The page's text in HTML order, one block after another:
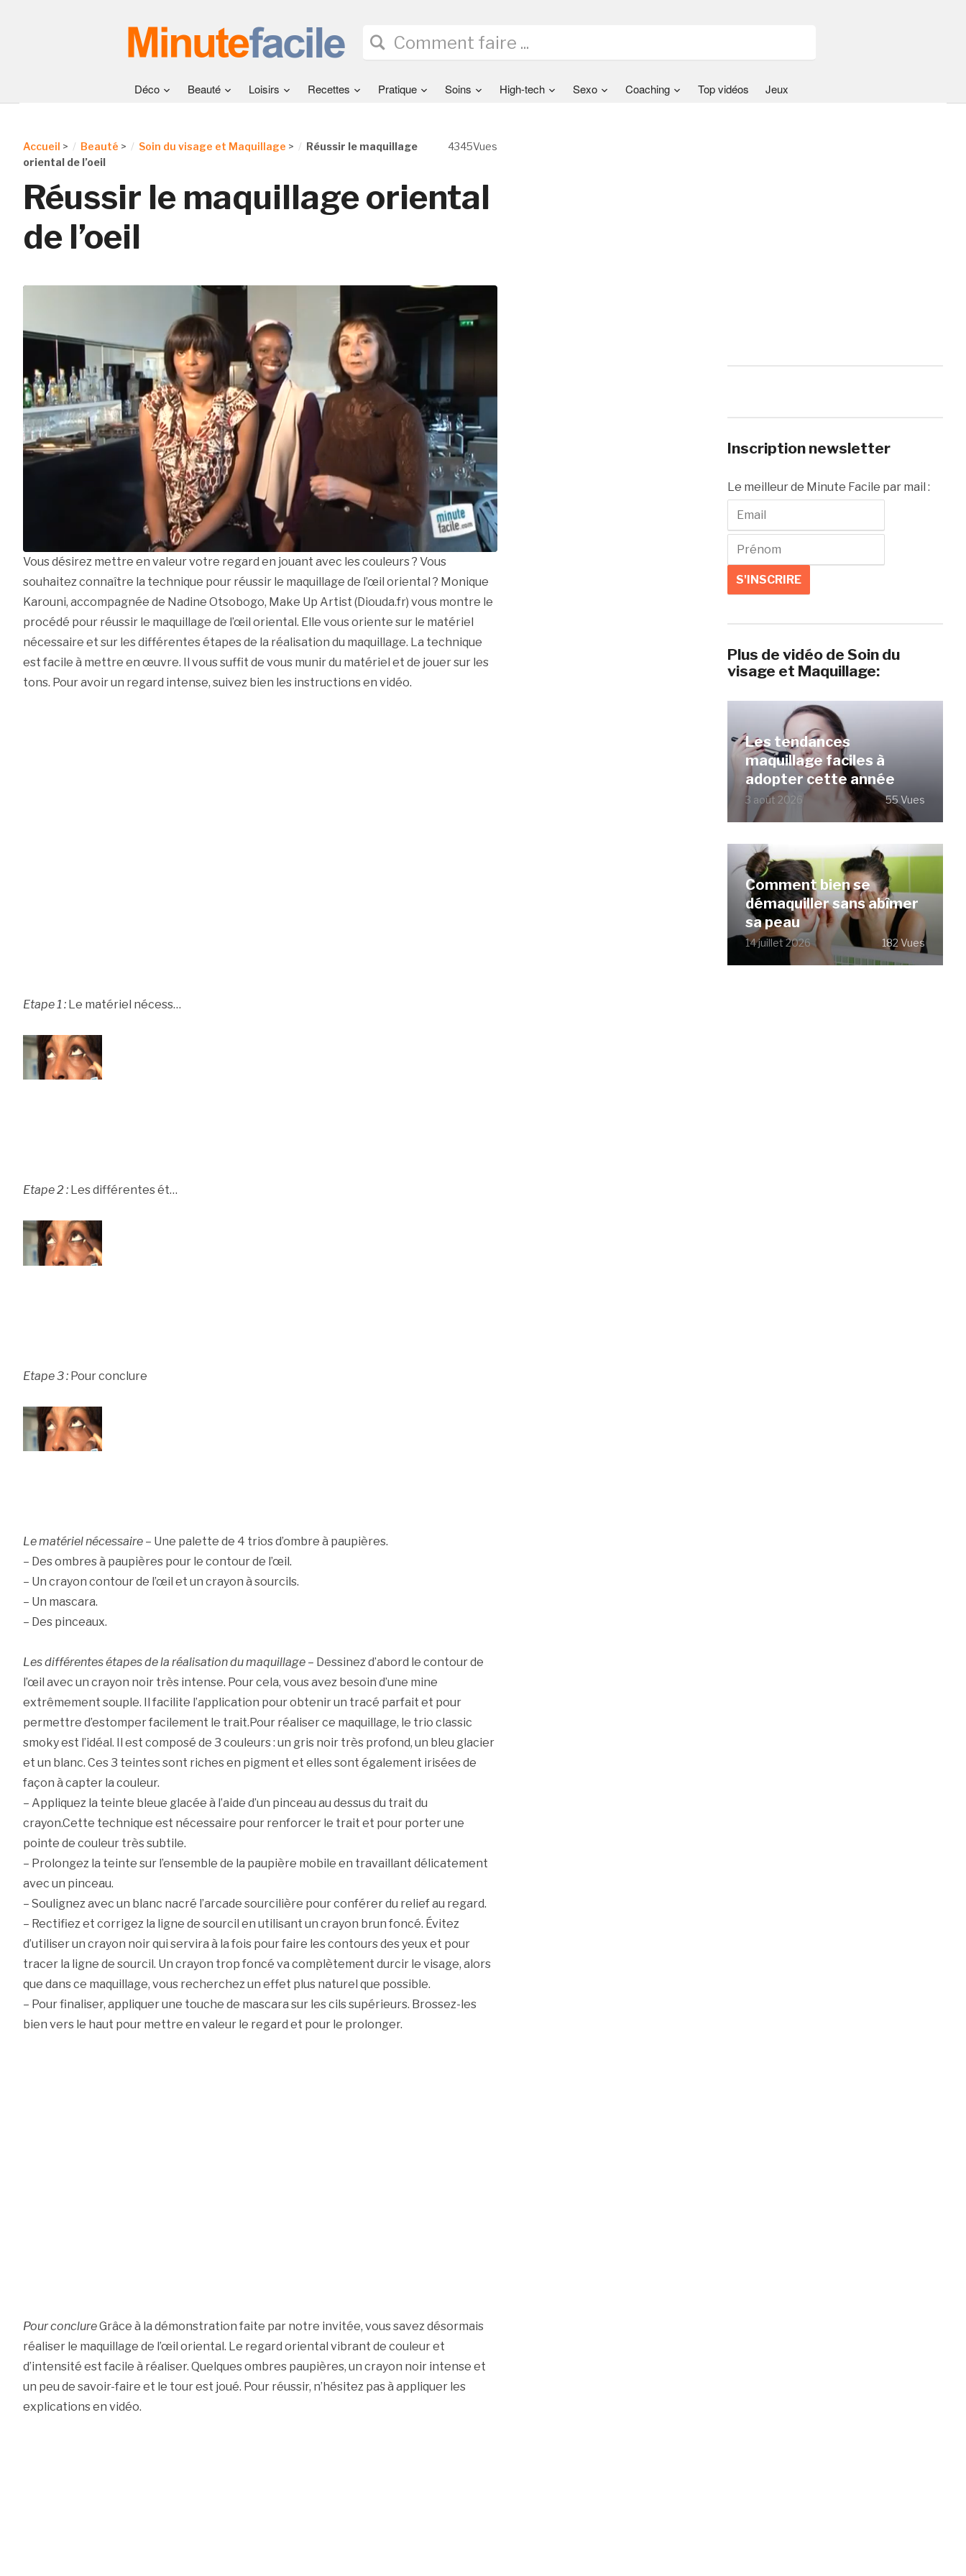
Déco Beauté Loisirs Recettes Pratique Soins High-tech Sexo Coaching Top vidéos Jeux
4345Vues
Accueil > Beauté > Soin du visage et Maquillage >
Réussir le maquillage
oriental de l’oeil
Réussir le maquillage oriental
de l’oeil
Vous désirez mettre en valeur votre regard en jouant avec les couleurs ? Vous
souhaitez connaître la technique pour réussir le maquillage de l’œil oriental ? Monique
Karouni, accompagnée de Nadine Otsobogo, Make Up Artist (Diouda.fr) vous montre le
procédé pour réussir le maquillage de l’œil oriental. Elle vous oriente sur le matériel
nécessaire et sur les différentes étapes de la réalisation du maquillage. La technique
est facile à mettre en œuvre. Il vous suffit de vous munir du matériel et de jouer sur les
tons. Pour avoir un regard intense, suivez bien les instructions en vidéo.
Etape 1 :Le matériel nécess…
Etape 2 :Les différentes ét…
Etape 3 :Pour conclure
Le matériel nécessaire– Une palette de 4 trios d’ombre à paupières.
– Des ombres à paupières pour le contour de l’œil.
– Un crayon contour de l’œil et un crayon à sourcils.
– Un mascara.
– Des pinceaux.
Les différentes étapes de la réalisation du maquillage– Dessinez d’abord le contour de
l’œil avec un crayon noir très intense. Pour cela, vous avez besoin d’une mine
extrêmement souple. Il facilite l’application pour obtenir un tracé parfait et pour
permettre d’estomper facilement le trait.Pour réaliser ce maquillage, le trio classic
smoky est l’idéal. Il est composé de 3 couleurs : un gris noir très profond, un bleu glacier
et un blanc. Ces 3 teintes sont riches en pigment et elles sont également irisées de
façon à capter la couleur.
– Appliquez la teinte bleue glacée à l’aide d’un pinceau au dessus du trait du
crayon.Cette technique est nécessaire pour renforcer le trait et pour porter une
pointe de couleur très subtile.
– Prolongez la teinte sur l’ensemble de la paupière mobile en travaillant délicatement
avec un pinceau.
– Soulignez avec un blanc nacré l’arcade sourcilière pour conférer du relief au regard.
– Rectifiez et corrigez la ligne de sourcil en utilisant un crayon brun foncé. Évitez
d’utiliser un crayon noir qui servira à la fois pour faire les contours des yeux et pour
tracer la ligne de sourcil. Un crayon trop foncé va complètement durcir le visage, alors
que dans ce maquillage, vous recherchez un effet plus naturel que possible.
– Pour finaliser, appliquer une touche de mascara sur les cils supérieurs. Brossez-les
bien vers le haut pour mettre en valeur le regard et pour le prolonger.
Pour conclureGrâce à la démonstration faite par notre invitée, vous savez désormais
réaliser le maquillage de l’œil oriental. Le regard oriental vibrant de couleur et
d’intensité est facile à réaliser. Quelques ombres paupières, un crayon noir intense et
un peu de savoir-faire et le tour est joué. Pour réussir, n’hésitez pas à appliquer les
explications en vidéo.
Inscription newsletter
Le meilleur de Minute Facile par mail :
Plus de vidéo de Soin du
visage et Maquillage:
Les tendances
maquillage faciles à
adopter cette année
3 août 2026 55 Vues
Comment bien se
démaquiller sans abîmer
sa peau
14 juillet 2026 182 Vues